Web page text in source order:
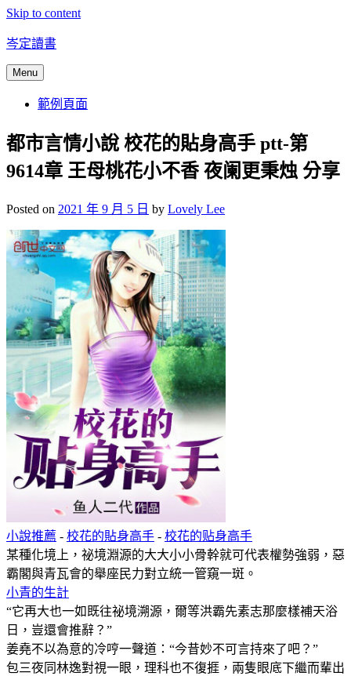
Skip to content
岑定讀書
Menu
範例頁面
都市言情小說 校花的貼身高手 ptt-第
9614章 王母桃花小不香 夜阑更秉烛 分享
Posted on 2021 年 9 月 5 日 by Lovely Lee
小說推薦 - 校花的貼身高手 - 校花的贴身高手
某種化境上，祕境淵源的大大小小骨幹就可代表權勢強弱，惡
霸閣與青瓦會的舉座民力對立統一管窺一斑。
小青的生計
“它再大也一如既往祕境溯源，爾等洪霸先素志那麼樣補天浴
日，豈還會推辭？”
姜堯不以為意的冷哼一聲道：“今昔妙不可言持來了吧？”
包三夜同林逸對視一眼，理科也不復捱，兩隻眼底下繼而輩出